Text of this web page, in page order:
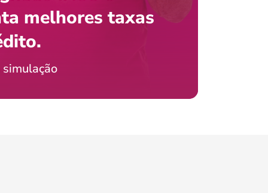
com o celular?
Jordão
melhores taxas
simulação